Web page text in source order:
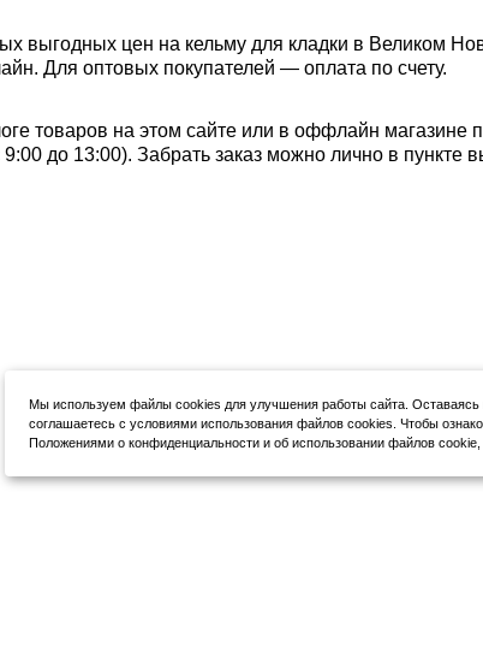
выгодных цен на кельму для кладки в Великом
Для оптовых покупателей — оплата по счету.
товаров на этом сайте или в оффлайн
9:00 до 13:00). Забрать заказ можно лично в пункте
Мы используем файлы cookies для улучшения работы сайта.
соглашаетесь с условиями использования файлов cookies. Чтобы
Положениями о конфиденциальности и об использовании файлов cookie,